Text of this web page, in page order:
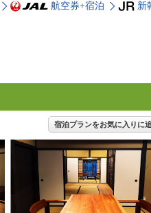
航空券+宿泊 新
宿泊プランをお気に入りに